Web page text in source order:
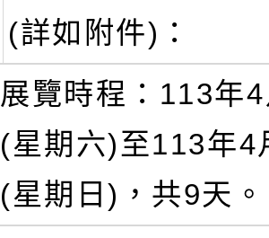
(詳如附件)：
展覽時程：113年
(星期六)至113年4
(星期日)，共9天。